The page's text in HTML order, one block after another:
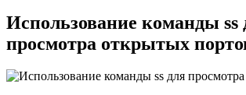
Использование команды ss
просмотра открытых